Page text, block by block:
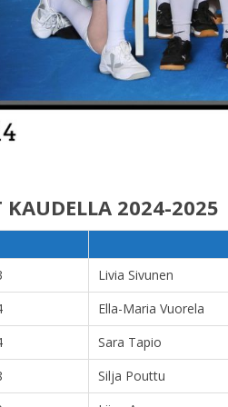
KAUDELLA 2024-2025
Livia Sivunen
Ella-Maria Vuorela
Sara Tapio
Silja Pouttu